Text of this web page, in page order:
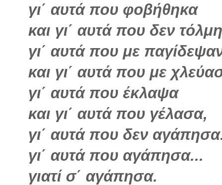
γι΄ αυτά που φοβήθηκα
και γι΄ αυτά που δεν
γι΄ αυτά που με
και γι΄ αυτά που με
γι΄ αυτά που έκλαψα
και γι΄ αυτά που γέλασα,
γι΄ αυτά που δεν
γι΄ αυτά που αγάπησα...
γιατί σ΄ αγάπησα.